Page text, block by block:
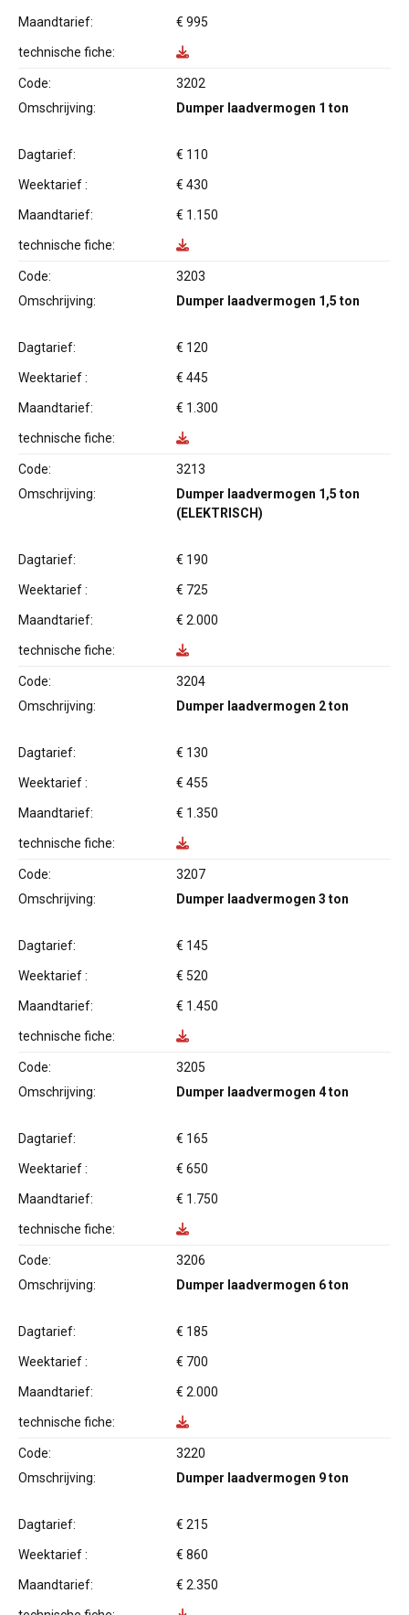
Maandtarief: € 995
technische fiche:
Code:
3202
Omschrijving:
Dumper laadvermogen 1 ton
Dagtarief: € 110
Weektarief : € 430
Maandtarief: € 1.150
technische fiche:
Code:
3203
Omschrijving:
Dumper laadvermogen 1,5 ton
Dagtarief: € 120
Weektarief : € 445
Maandtarief: € 1.300
technische fiche:
Code:
3213
Omschrijving:
Dumper laadvermogen 1,5 ton
(ELEKTRISCH)
Dagtarief: € 190
Weektarief : € 725
Maandtarief: € 2.000
technische fiche:
Code:
3204
Omschrijving:
Dumper laadvermogen 2 ton
Dagtarief: € 130
Weektarief : € 455
Maandtarief: € 1.350
technische fiche:
Code:
3207
Omschrijving:
Dumper laadvermogen 3 ton
Dagtarief: € 145
Weektarief : € 520
Maandtarief: € 1.450
technische fiche:
Code:
3205
Omschrijving:
Dumper laadvermogen 4 ton
Dagtarief: € 165
Weektarief : € 650
Maandtarief: € 1.750
technische fiche:
Code:
3206
Omschrijving:
Dumper laadvermogen 6 ton
Dagtarief: € 185
Weektarief : € 700
Maandtarief: € 2.000
technische fiche:
Code:
3220
Omschrijving:
Dumper laadvermogen 9 ton
Dagtarief: € 215
Weektarief : € 860
Maandtarief: € 2.350